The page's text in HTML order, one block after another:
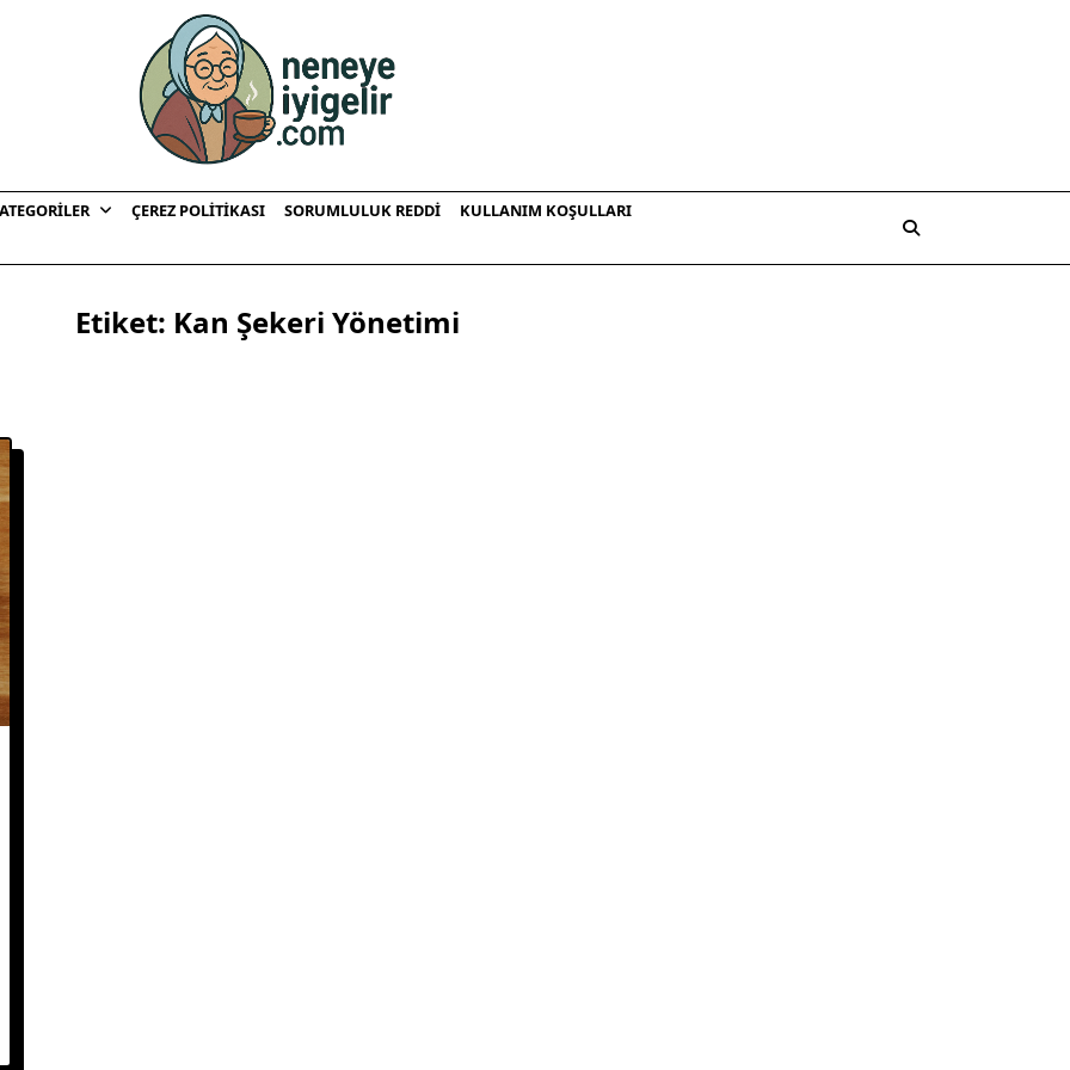
ÇEREZ POLITIKASI SORUMLULUK REDDI
KULLANIM KOŞULLARI
Etiket: Kan Şekeri Yönetimi